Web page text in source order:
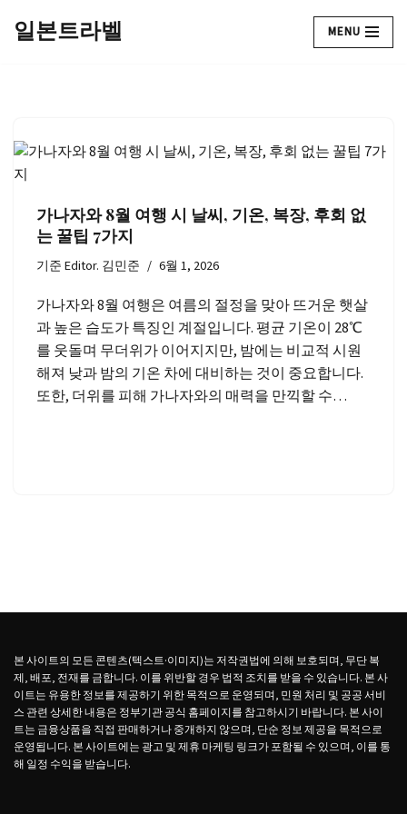
건
뛰
일본트라벨 MENU
가나자와 8월 여행 시 날씨, 기온, 복장, 후회 없
는 꿀팁 7가지
기준Editor. 김민준 6월 1, 2026
가나자와 8월 여행은 여름의 절정을 맞아 뜨거운 햇살
과 높은 습도가 특징인 계절입니다. 평균 기온이 28℃
를 웃돌며 무더위가 이어지지만, 밤에는 비교적 시원
해져 낮과 밤의 기온 차에 대비하는 것이 중요합니다.
또한, 더위를 피해 가나자와의 매력을 만끽할 수…
본 사이트의 모든 콘텐츠(텍스트·이미지)는 저작권법에 의해 보호되며, 무단 복
제, 배포, 전재를 금합니다. 이를 위반할 경우 법적 조치를 받을 수 있습니다. 본 사
이트는 유용한 정보를 제공하기 위한 목적으로 운영되며, 민원 처리 및 공공 서비
스 관련 상세한 내용은 정부기관 공식 홈페이지를 참고하시기 바랍니다. 본 사이
트는 금융상품을 직접 판매하거나 중개하지 않으며, 단순 정보 제공을 목적으로
운영됩니다. 본 사이트에는 광고 및 제휴 마케팅 링크가 포함될 수 있으며, 이를 통
해 일정 수익을 받습니다.